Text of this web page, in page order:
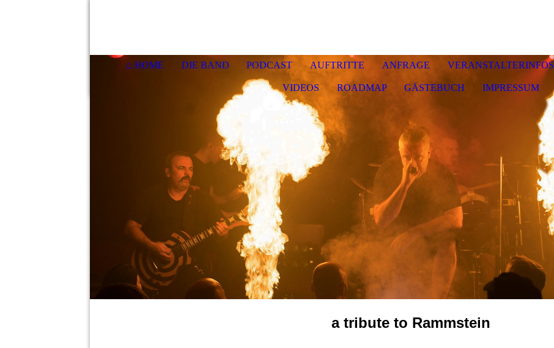
⌂ HOME DIE BAND PODCAST AUFTRITTE ANFRAGE VERANSTALTERINFOS
VIDEOS ROADMAP GÄSTEBUCH IMPRESSUM
a tribute to Rammstein